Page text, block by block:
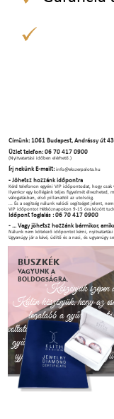
Címünk: 1061 Budapest, Andrássy út
Üzlet telefon: 06 70 417 0900
(Nyitvatartási időben elérhető.)
Írj nekünk E-mailt:info@ekszerpalota.hu
- Jöhetsz hozzánk időpontra
Kérd telefonon egyéni VIP időpontodat, hogy csak
Ilyenkor egy kollégánk teljes figyelmét élvezheted,
válogatásban, első pillanattól az utolsóig.
... És a segítség nálunk valódi segítséget jelent,
VIP időpontot Hétköznapokon 9-15 óra között
Időpont foglalás : 06 70 417 0900
- ... Vagy jöhetsz hozzánk bármikor,
Nálunk nem kötelező időpontot kérni,
Ugyanúgy jár a kávé, üdítő és a nasi, és ugyanúgy
BÜSZKÉK
VAGYUNK A
BOLDOGSÁGRA.
"Köszönjük szépen
Külön köszönjük, hogy az
legalább a gyűrűválasztás
voltatok velünk. Sosem fogjuk
gyűrűket. Az esküvő és a
ujjunkkal végigsimítjuk a